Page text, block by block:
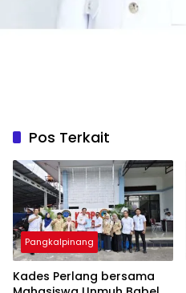
Pos Terkait
Pangkalpinang
Kades Perlang bersama